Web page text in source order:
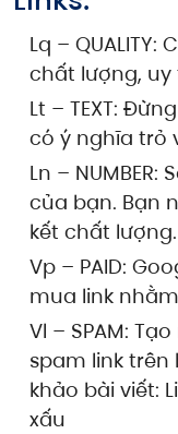
Lq –
chất lượng, uy
Lt – TEXT:
có ý nghĩa trỏ
Ln –
của bạn. Bạn
kết chất lượng.
Vp – PAID:
mua link
Vl – SPAM:
spam link trên
khảo bài viết:
xấu